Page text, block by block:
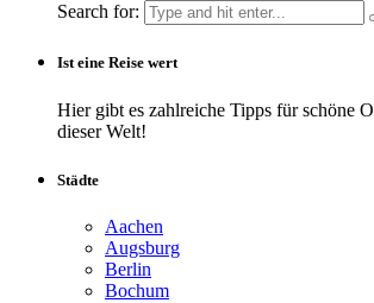
Search for:
Ist eine Reise wert
Hier gibt es zahlreiche Tipps für schöne
dieser Welt!
Städte
Aachen
Augsburg
Berlin
Bochum